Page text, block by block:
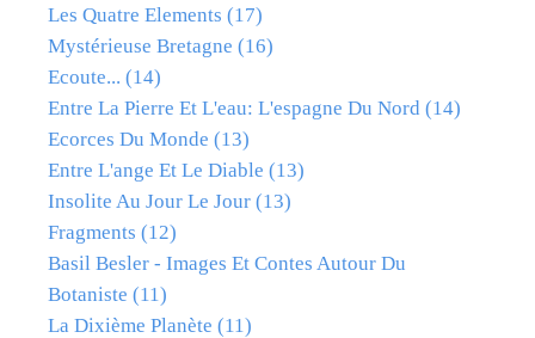
Les Quatre Elements (17)
Mystérieuse Bretagne (16)
Ecoute... (14)
Entre La Pierre Et L'eau: L'espagne Du Nord (14)
Ecorces Du Monde (13)
Entre L'ange Et Le Diable (13)
Insolite Au Jour Le Jour (13)
Fragments (12)
Basil Besler - Images Et Contes Autour Du
Botaniste (11)
La Dixième Planète (11)